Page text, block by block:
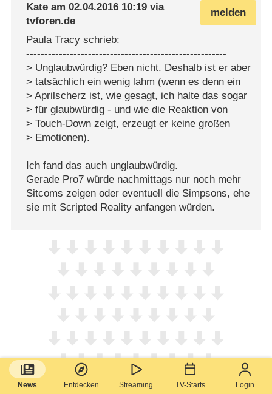
News Entdecken Streaming TV-Starts Login
melden
Kate am02.04.2016 10:19 via
tvforen.de
Paula Tracy schrieb:
-------------------------------------------------------
> Unglaubwürdig? Eben nicht. Deshalb ist er aber
> tatsächlich ein wenig lahm (wenn es denn ein
> Aprilscherz ist, wie gesagt, ich halte das sogar
> für glaubwürdig - und wie die Reaktion von
> Touch-Down zeigt, erzeugt er keine großen
> Emotionen).
Ich fand das auch unglaubwürdig.
Gerade Pro7 würde nachmittags nur noch mehr
Sitcoms zeigen oder eventuell die Simpsons, ehe
sie mit Scripted Reality anfangen würden.